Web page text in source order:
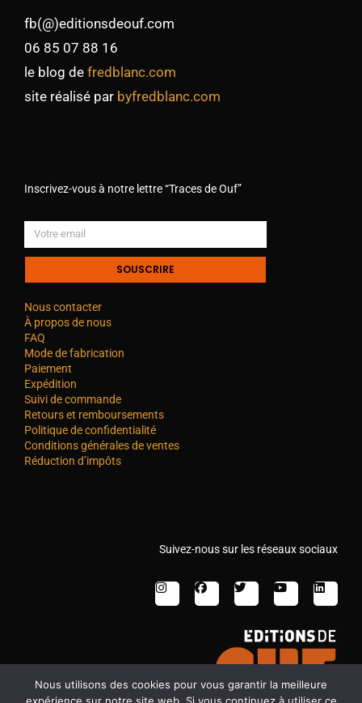
fb(@)editionsdeouf.com
06 85 07 88 16
le blog de fredblanc.com
site réalisé par byfredblanc.com
Inscrivez-vous à notre lettre “Traces de Ouf”
SOUSCRIRE
Nous contacter
À propos de nous
FAQ
Mode de fabrication
Paiement
Expédition
Suivi de commande
Retours et remboursements
Politique de confidentialité
Conditions générales de ventes
Réduction d’impôts
Suivez-nous sur les réseaux sociaux
Nous utilisons des cookies pour vous garantir la meilleure